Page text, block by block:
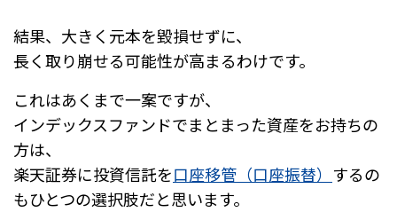
結果、大きく元本を毀損せずに、
長く取り崩せる可能性が高まるわけです。
これはあくまで一案ですが、
インデックスファンドでまとまった資産をお持ちの
方は、
楽天証券に投資信託を口座移管（口座振替） するの
もひとつの選択肢だと思います。